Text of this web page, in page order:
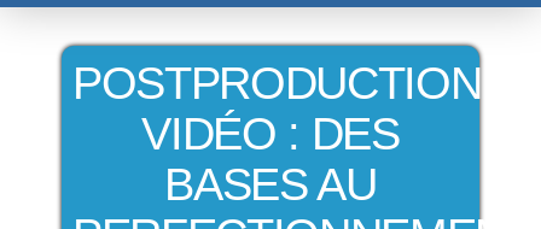
POSTPRODUCTION
VIDÉO : DES
BASES AU